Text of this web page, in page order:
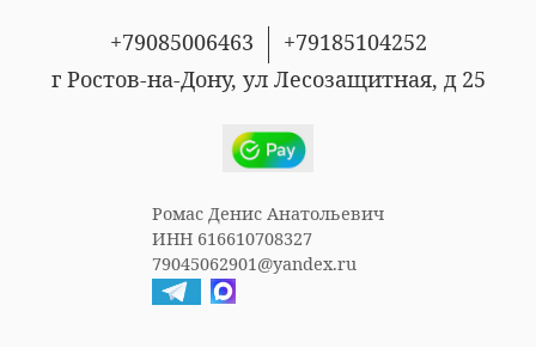
+79085006463
+79185104252
г Ростов-на-Дону, ул Лесозащитная, д 25
Ромас Денис Анатольевич
ИНН 616610708327
79045062901@yandex.ru